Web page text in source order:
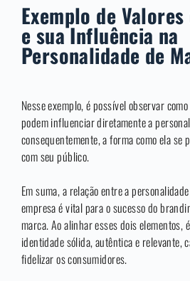
Exemplo de
e sua Influência na
Personalidade de
Nesse exemplo, é possível observar
podem influenciar diretamente a
consequentemente, a forma como ela se
com seu público.
Em suma, a relação entre a
empresa é vital para o sucesso do
marca. Ao alinhar esses dois elementos,
identidade sólida, autêntica e relevante,
fidelizar os consumidores.